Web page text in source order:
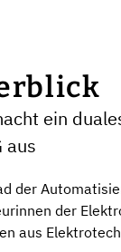
ein
aus
der
der
aus